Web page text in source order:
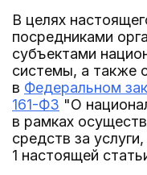
В целях
посредниками
субъектами
системы, а также
в Федеральном
161-ФЗ "О
в рамках
средств за
1 настоящей